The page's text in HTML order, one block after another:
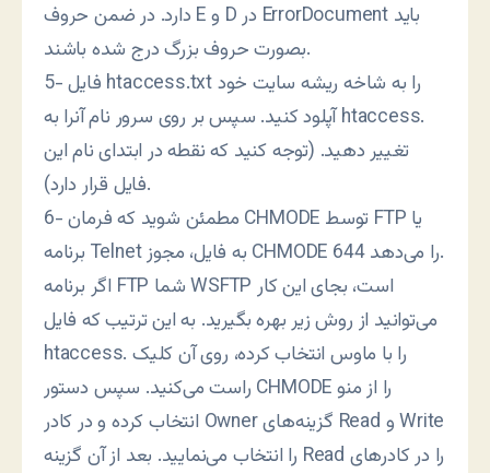
دارد. در ضمن حروف E و D در ErrorDocument باید
بصورت حروف بزرگ درج شده باشند.
5- فایل htaccess.txt را به شاخه ریشه سایت خود
آپلود کنید. سپس بر روی سرور نام آنرا به htaccess.
تغییر دهید. (توجه کنید که نقطه در ابتدای نام این
فایل قرار دارد).
6- مطمئن شوید که فرمان CHMODE توسط FTP یا
برنامه Telnet به فایل، مجوز CHMODE 644 را می‌دهد.
اگر برنامه FTP شما WSFTP است، بجای این کار
می‌توانید از روش زیر بهره بگیرید. به این ترتیب که فایل
htaccess. را با ماوس انتخاب کرده، روی آن کلیک
راست می‌کنید. سپس دستور CHMODE را از منو
انتخاب کرده و در کادر Owner گزینه‌های Read و Write
را انتخاب می‌نمایید. بعد از آن گزینه Read را در کادرهای